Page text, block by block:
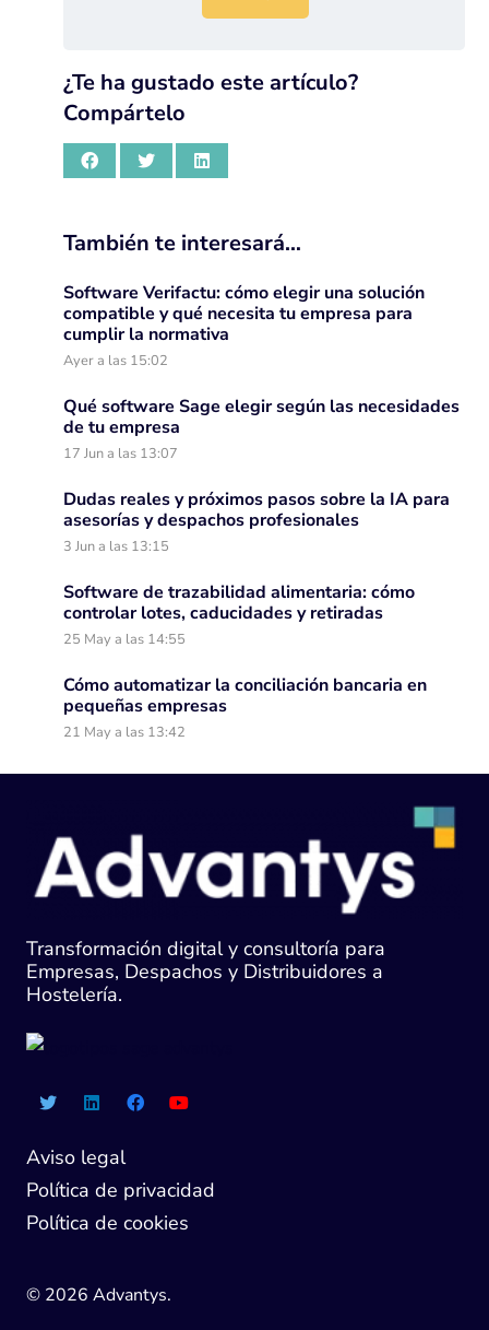
¿Te ha gustado este artículo?
Compártelo
También te interesará…
Software Verifactu: cómo elegir una solución
compatible y qué necesita tu empresa para
cumplir la normativa
Ayer a las 15:02
Qué software Sage elegir según las necesidades
de tu empresa
17 Jun a las 13:07
Dudas reales y próximos pasos sobre la IA para
asesorías y despachos profesionales
3 Jun a las 13:15
Software de trazabilidad alimentaria: cómo
controlar lotes, caducidades y retiradas
25 May a las 14:55
Cómo automatizar la conciliación bancaria en
pequeñas empresas
21 May a las 13:42
Transformación digital y consultoría para
Empresas, Despachos y Distribuidores a
Hostelería.
Aviso legal
Política de privacidad
Política de cookies
© 2026 Advantys.